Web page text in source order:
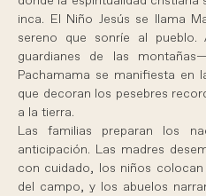
inca. El Niño Jesús se llama
sereno que sonríe al
guardianes de las
Pachamama se manifiesta en
que decoran los pesebres
a la tierra.
Las familias preparan los
anticipación. Las madres
con cuidado, los niños
del campo, y los abuelos